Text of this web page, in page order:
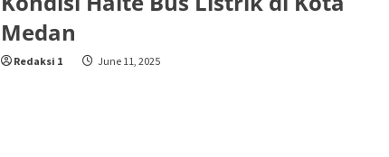
Medan
Redaksi 1 June 11, 2025